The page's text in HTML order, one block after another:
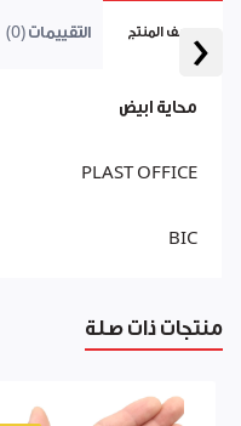
‹وصف المنتج التقييمات (0)
محاية ابيض
PLAST OFFICE
BIC
منتجات ذات صلة